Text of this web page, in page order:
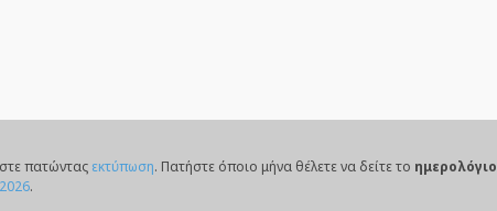
πατώντας εκτύπωση. Πατήστε όποιο μήνα θέλετε να δείτε το ημερολόγιο
.